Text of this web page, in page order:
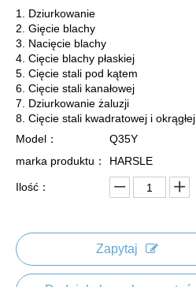
1. Dziurkowanie
2. Gięcie blachy
3. Nacięcie blachy
4. Cięcie blachy płaskiej
5. Cięcie stali pod kątem
6. Cięcie stali kanałowej
7. Dziurkowanie żaluzji
8. Cięcie stali kwadratowej i okrągłej
Model：
Q35Y
marka produktu：
HARSLE
Ilość：
Zapytaj